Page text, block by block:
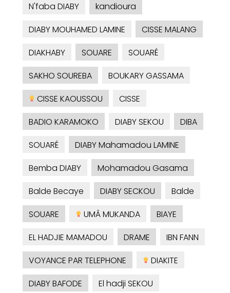
N'faba DIABY
kandioura
DIABY MOUHAMED LAMINE
CISSE MALANG
DIAKHABY
SOUARE
SOUARÉ
SAKHO SOUREBA
BOUKARY GASSAMA
CISSE KAOUSSOU
CISSE
BADIO KARAMOKO
DIABY SEKOU
DIBA
SOUARÉ
DIABY Mahamadou LAMINE
Bemba DIABY
Mohamadou Gasama
Balde Becaye
DIABY SECKOU
Balde
SOUARE
UMÂ MUKANDA
BIAYE
EL HADJIE MAMADOU
DRAME
IBN FANN
VOYANCE PAR TELEPHONE
DIAKITE
DIABY BAFODE
El hadji SEKOU